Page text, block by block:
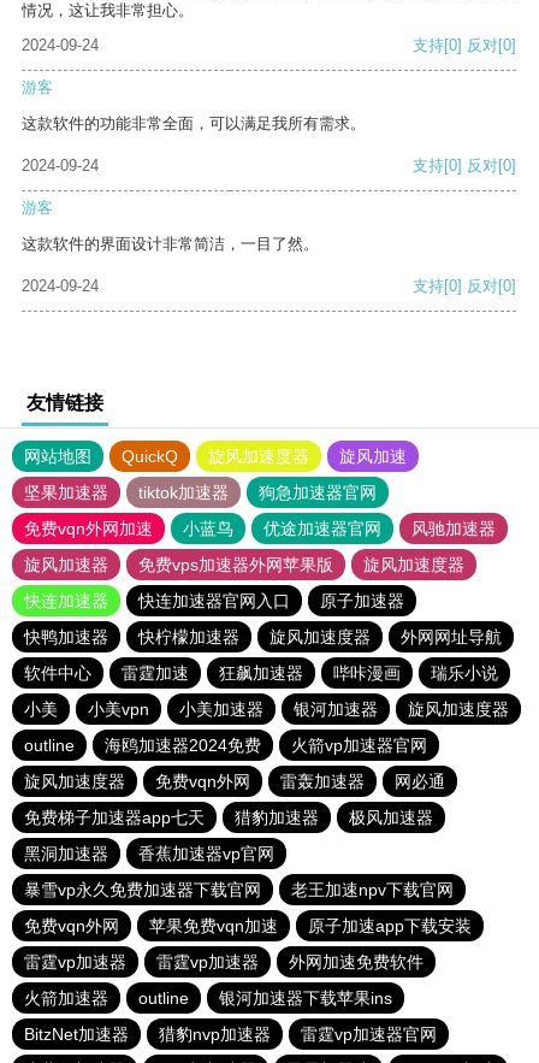
情况，这让我非常担心。
2024-09-24
支持[0] 反对[0]
游客
这款软件的功能非常全面，可以满足我所有需求。
2024-09-24 支持[0] 反对[0]
游客
这款软件的界面设计非常简洁，一目了然。
2024-09-24 支持[0] 反对[0]
友情链接
网站地图 QuickQ 旋风加速度器
旋风加速
坚果加速器
tiktok加速器
狗急加速器官网
免费vqn外网加速
小蓝鸟 优途加速器官网
风驰加速器
旋风加速器
免费vps加速器外网苹果版
旋风加速度器
快连加速器
快连加速器官网入口
原子加速器
快鸭加速器
快柠檬加速器 旋风加速度器
外网网址导航
软件中心
雷霆加速 狂飙加速器 哔咔漫画
瑞乐小说
小美
小美vpn 小美加速器 银河加速器
旋风加速度器
outline
海鸥加速器2024免费
火箭vp加速器官网
旋风加速度器
免费vqn外网 雷轰加速器
网必通
免费梯子加速器app七天
猎豹加速器
极风加速器
黑洞加速器
香蕉加速器vp官网
暴雪vp永久免费加速器下载官网
老王加速npv下载官网
免费vqn外网
苹果免费vqn加速
原子加速app下载安装
雷霆vp加速器
雷霆vp加速器
外网加速免费软件
火箭加速器
outline
银河加速器下载苹果ins
BitzNet加速器
猎豹nvp加速器
雷霆vp加速器官网